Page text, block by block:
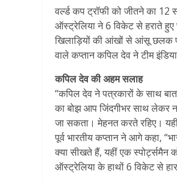
वर्ल्ड कप ट्रॉफी को जीतने का 12
ऑस्ट्रेलिया ने 6 विकेट से हराते हुए
खिलाड़ियों की आंखों से आंसू छलक
वाले कप्तान कपिल देव ने टीम
कपिल देव की अहम सलाह
“कपिल देव ने पत्रकारों के साथ
का बोझ आप जिंदगीभर साथ लेकर
जा सकता। मेहनत करते रहिए।
पूर्व भारतीय कप्तान ने आगे कहा,
क्या सीखते हैं, यहीं एक स्पोर्ट्समैन
ऑस्ट्रेलिया के हाथों 6 विकेट से